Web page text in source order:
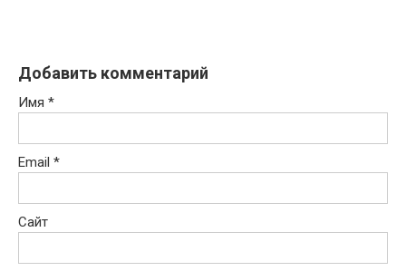
Добавить комментарий
Имя *
Email *
Сайт